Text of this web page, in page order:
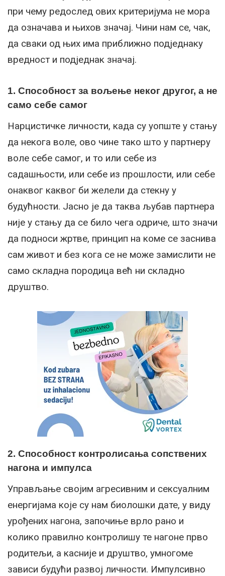
при чему редослед ових критеријума не мора
да означава и њихов значај. Чини нам се, чак,
да сваки од њих има приближно подједнаку
вредност и подједнак значај.
1. Способност за вољење неког другог, а не
само себе самог
Нарцистичке личности, када су уопште у стању
да некога воле, ово чине тако што у партнеру
воле себе самог, и то или себе из
садашњости, или себе из прошлости, или себе
онаквог каквог би желели да стекну у
будућности. Јасно је да таква љубав партнера
није у стању да се било чега одриче, што значи
да подноси жртве, принцип на коме се заснива
сам живот и без кога се не може замислити не
само складна породица већ ни складно
друштво.
2. Способност контролисања сопствених
нагона и импулса
Управљање својим агресивним и сексуалним
енергијама које су нам биолошки дате, у виду
урођених нагона, започиње врло рано и
колико правилно контролишу те нагоне прво
родитељи, а касније и друштво, умногоме
зависи будући развој личности. Импулсивно